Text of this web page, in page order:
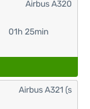
01h 25min
Airbus A320
Airbus A321 (s